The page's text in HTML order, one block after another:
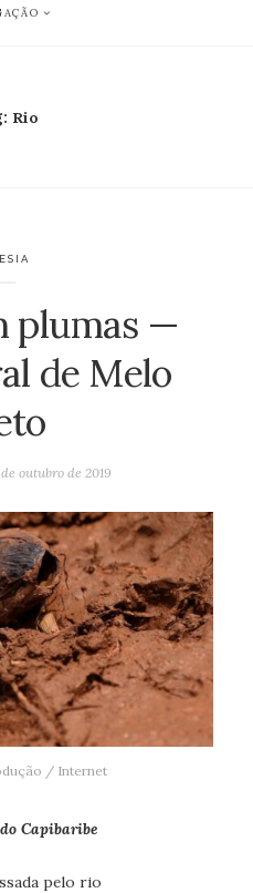
Rio
plumas —
de Melo
outubro de 2019
/ Internet
Capibaribe
pelo rio